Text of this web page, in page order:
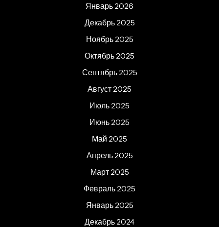
Январь 2026
Декабрь 2025
Ноябрь 2025
Октябрь 2025
Сентябрь 2025
Август 2025
Июль 2025
Июнь 2025
Май 2025
Апрель 2025
Март 2025
Февраль 2025
Январь 2025
Декабрь 2024